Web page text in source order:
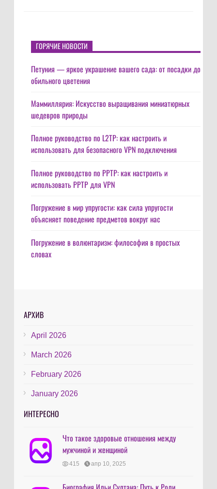
ГОРЯЧИЕ НОВОСТИ
Петуния — яркое украшение вашего сада: от посадки до
обильного цветения
Маммиллярия: Искусство выращивания миниатюрных
шедевров природы
Полное руководство по L2TP: как настроить и
использовать для безопасного VPN подключения
Полное руководство по PPTP: как настроить и
использовать PPTP для VPN
Погружение в мир упругости: как сила упругости
объясняет поведение предметов вокруг нас
Погружение в волюнтаризм: философия в простых
словах
АРХИВ
April 2026
March 2026
February 2026
January 2026
ИНТЕРЕСНО
Что такое здоровые отношения между
мужчиной и женщиной
415 апр 10, 2025